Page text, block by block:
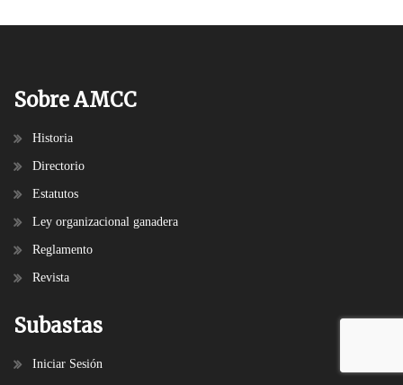
Sobre AMCC
Historia
Directorio
Estatutos
Ley organizacional ganadera
Reglamento
Revista
Subastas
Iniciar Sesión